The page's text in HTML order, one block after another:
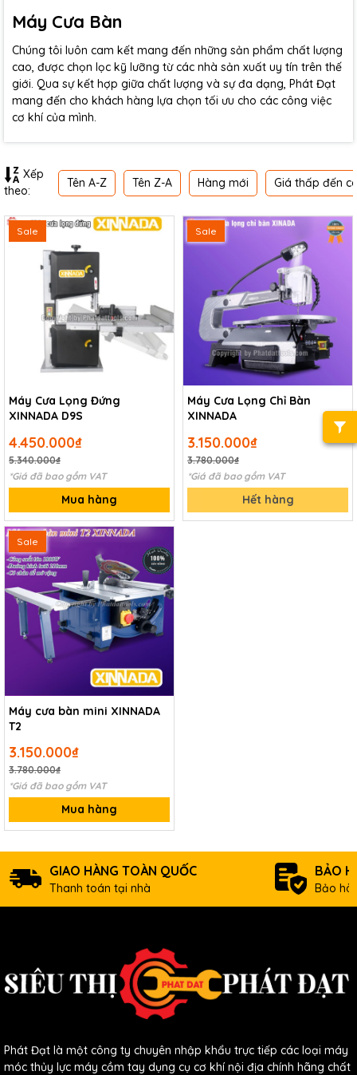
Máy Cưa Bàn
Chúng tôi luôn cam kết mang đến những sản phẩm chất lượng
cao, được chọn lọc kỹ lưỡng từ các nhà sản xuất uy tín trên thế
giới. Qua sự kết hợp giữa chất lượng và sự đa dạng, Phát Đạt
mang đến cho khách hàng lựa chọn tối ưu cho các công việc
cơ khí của mình.
Xếp
theo:
Tên A-Z Tên Z-A Hàng mới Giá thấp đến
Sale
Máy Cưa Lọng Đứng
XINNADA D9S
4.450.000₫
5.340.000₫
*Giá đã bao gồm VAT
Mua hàng
Sale
Máy Cưa Lọng Chỉ Bàn
XINNADA
3.150.000₫
3.780.000₫
*Giá đã bao gồm VAT
Hết hàng
Sale
Máy cưa bàn mini XINNADA
T2
3.150.000₫
3.780.000₫
*Giá đã bao gồm VAT
Mua hàng
GIAO HÀNG TOÀN QUỐC
Thanh toán tại nhà
BẢO
Bảo
Phát Đạt là một công ty chuyên nhập khẩu trực tiếp các loại máy
móc thủy lực máy cầm tay dụng cụ cơ khí nội địa chính hãng chất